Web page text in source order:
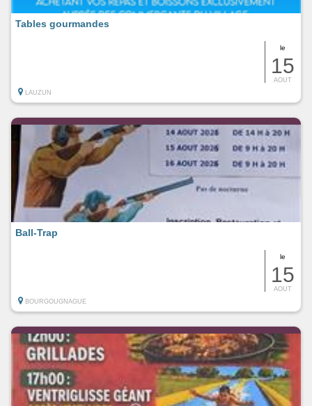
le
15
AOUT
Tables gourmandes
LAUZUN
le
15
AOUT
Ball-Trap
BOURGOUGNAGUE